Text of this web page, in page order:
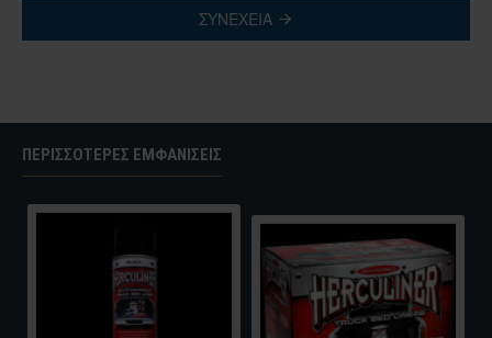
ΣΥΝΈΧΕΙΑ
ΠΕΡΙΣΣΌΤΕΡΕΣ ΕΜΦΑΝΊΣΕΙΣ